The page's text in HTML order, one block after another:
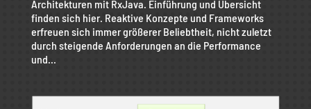
Architekturen mit RxJava. Einführung und Übersicht
finden sich hier. Reaktive Konzepte und Frameworks
erfreuen sich immer größerer Beliebtheit, nicht zuletzt
durch steigende Anforderungen an die Performance
und...